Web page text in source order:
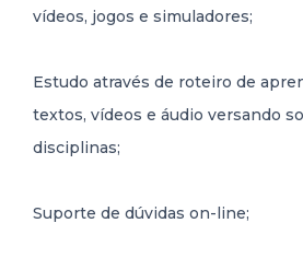
vídeos, jogos e simuladores;
Estudo através de roteiro de
textos, vídeos e áudio versando
disciplinas;
Suporte de dúvidas on-line;